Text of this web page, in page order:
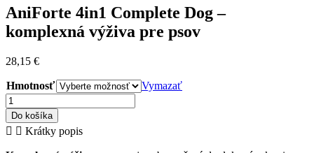
AniForte 4in1 Complete Dog –
komplexná výživa pre psov
28,15 €
Hmotnosť
Vymazať
množstvo
AniForte
4in1
Complete
Dog
Do košíka
Krátky popis